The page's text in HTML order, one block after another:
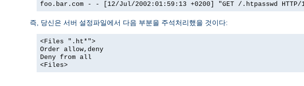
foo.bar.com - - [12/Jul/2002:01:59:13 +0200] "GET /.htpasswd HTTP/
즉, 당신은 서버 설정파일에서 다음 부분을 주석처리했을 것이다:
<Files ".ht*">
Order allow,deny
Deny from all
<Files>